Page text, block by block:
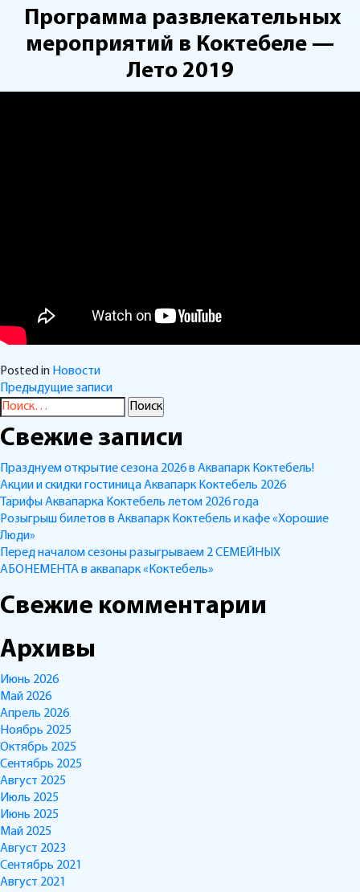
Программа развлекательных
мероприятий в Коктебеле —
Лето 2019
Posted in Новости
Навигация
по
Предыдущие записи
Найти:
Свежие записи
Празднуем открытие сезона 2026 в Аквапарк Коктебель!
Акции и скидки гостиница Аквапарк Коктебель 2026
Тарифы Аквапарка Коктебель летом 2026 года
Розыгрыш билетов в Аквапарк Коктебель и кафе «Хорошие
Люди»
Перед началом сезоны разыгрываем 2 СЕМЕЙНЫХ
АБОНЕМЕНТА в аквапарк «Коктебель»
Свежие комментарии
Архивы
Июнь 2026
Май 2026
Апрель 2026
Ноябрь 2025
Октябрь 2025
Сентябрь 2025
Август 2025
Июль 2025
Июнь 2025
Май 2025
Август 2023
Сентябрь 2021
Август 2021